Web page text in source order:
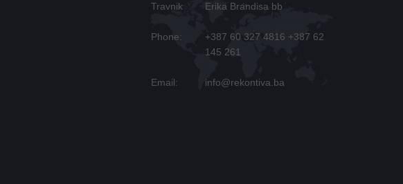
Travnik Erika Brandisa bb
Phone: +387 60 327 4816 +387 62
145 261
Email: info@rekontiva.ba